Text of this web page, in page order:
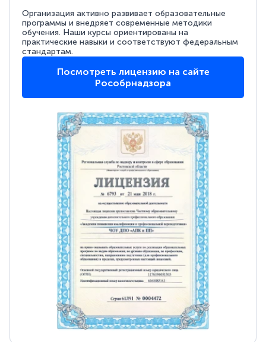
Организация активно развивает образовательные
программы и внедряет современные методики
обучения. Наши курсы ориентированы на
практические навыки и соответствуют федеральным
стандартам.
Посмотреть лицензию на сайте
Рособрнадзора